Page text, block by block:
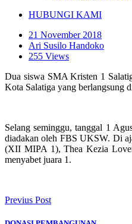
HUBUNGI KAMI
21 November 2018
Ari Susilo Handoko
255 Views
Dua siswa SMA Kristen 1
Kota Salatiga yang berlangsung
Selang seminggu, tanggal 1
diadakan oleh FBS UKSW. Di
(XII MIPA 1), Thea Kezia
menyabet juara 1.
Previus Post